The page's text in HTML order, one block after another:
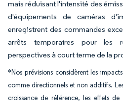
mais réduisant l'intensité des
d'équipements de caméras
enregistrent des commandes
arrêts temporaires pour les
perspectives à court terme de la
*Nos prévisions considèrent les
comme directionnels et non additifs.
croissance de référence, les effets